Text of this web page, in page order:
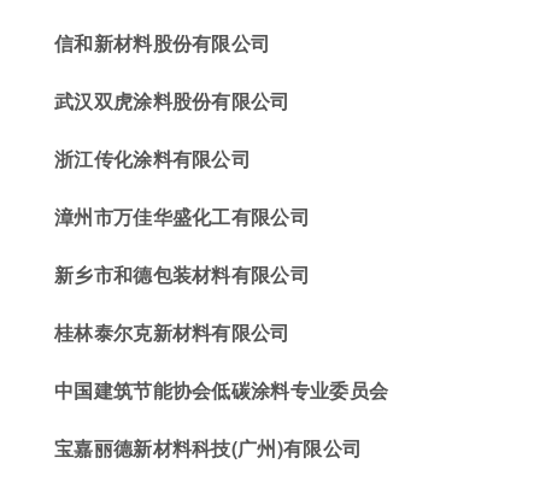
信和新材料股份有限公司
武汉双虎涂料股份有限公司
浙江传化涂料有限公司
漳州市万佳华盛化工有限公司
新乡市和德包装材料有限公司
桂林泰尔克新材料有限公司
中国建筑节能协会低碳涂料专业委员会
宝嘉丽德新材料科技(广州)有限公司